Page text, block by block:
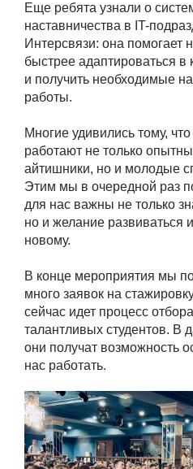
Еще ребята узнали о
наставничества в IT-
Интерсвязи: она помогает
быстрее адаптироваться в
и получить необходимые
работы.
Многие удивились тому,
работают не только
айтишники, но и молодые
Этим мы в очередной раз
для нас важны не только
но и желание развиваться
новому.
В конце мероприятия мы
много заявок на
сейчас идет процесс
талантливых студентов. В
они получат возможность
нас работать.